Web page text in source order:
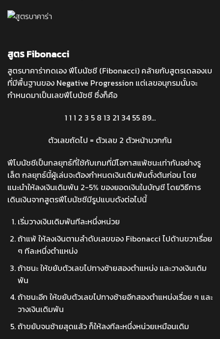
สูตร Fibonacci
สูตรบาคาร่ากดเองฟีโบนัชชี (Fibonacci) คล้ายกับสูตรเดลองเบ
ที่มีพื้นฐานของ Negative Progression แต่เลขอนุกรมนั้นจะ
กำหนดมาเป็นเลขฟีโบนัชชี ซึ่งก็คือ
1 1 1 2 3 5 8 13 21 34 55 89…
ตัวเลขถัดไป = ตัวเลข 2 ตัวหน้าบวกกัน
ฟีโบนัชชีเป็นกลยุทธ์ที่ใช้กับเกมที่มีโอกาสแพ้ชนะเท่ากันอย่างรู
เล็ต กลยุทธ์นี้ผู้เล่นจะต้องกำหนดเงินเดิมพันตั้งต้นก่อน โดย
แนะนำให้ลงเงินเดิมพัน 2-5% ของยอดเงินในบัญชี โดยวิธีการ
เดินเงินจากสูตรฟีโบนัชชีมีรูปแบบดังต่อไปนี้
เริ่มวางเงินเดิมพันทีละหนึ่งหน่วย
ถ้าแพ้ ให้ลงเงินตามลำดับเลขของ Fibonacci ไปด้านขวาเรื่อย
ๆ ทีละหนึ่งตำแหน่ง
ถ้าชนะ ให้ขยับตัวเลขไปทางซ้ายสองตำแหน่ง และวางเงินเดิม
พัน
ถ้าชนะอีก ให้ขยับตัวเลขไปทางซ้ายอีกสองตำแหน่งเรื่อย ๆ และ
วางเงินเดิมพัน
ถ้าขยับจนซ้ายสุดแล้ว ก็ให้ลงทีละหนึ่งหน่วยเหมือนเดิม